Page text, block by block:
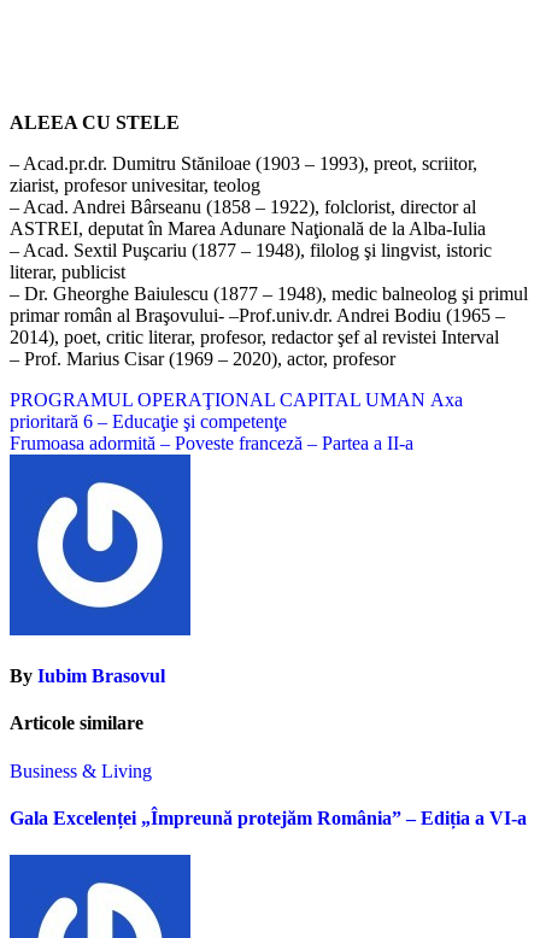
ALEEA CU STELE
– Acad.pr.dr. Dumitru Stăniloae (1903 – 1993), preot, scriitor,
ziarist, profesor univesitar, teolog
– Acad. Andrei Bârseanu (1858 – 1922), folclorist, director al
ASTREI, deputat în Marea Adunare Naţională de la Alba-Iulia
– Acad. Sextil Puşcariu (1877 – 1948), filolog şi lingvist, istoric
literar, publicist
– Dr. Gheorghe Baiulescu (1877 – 1948), medic balneolog şi primul
primar român al Braşovului- –Prof.univ.dr. Andrei Bodiu (1965 –
2014), poet, critic literar, profesor, redactor şef al revistei Interval
– Prof. Marius Cisar (1969 – 2020), actor, profesor
Navigare
în
PROGRAMUL OPERAŢIONAL CAPITAL UMAN Axa
prioritară 6 – Educaţie şi competenţe
Frumoasa adormită – Poveste franceză – Partea a II-a
By Iubim Brasovul
Articole similare
Business & Living
Gala Excelenței „Împreună protejăm România” – Ediția a VI-a